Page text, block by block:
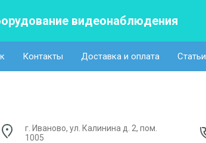
видеонаблюдения
Контакты Доставка и оплата Статьи
г. Иваново, ул. Калинина д. 2, пом.
1005